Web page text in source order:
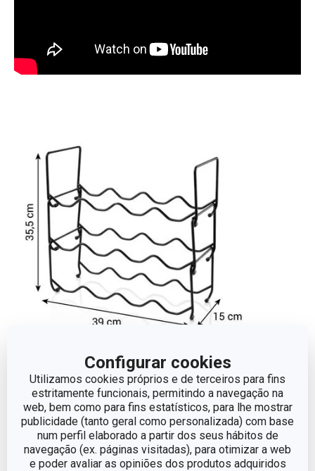
Configurar cookies
Utilizamos cookies próprios e de terceiros para fins
estritamente funcionais, permitindo a navegação na
web, bem como para fins estatísticos, para lhe mostrar
publicidade (tanto geral como personalizada) com base
num perfil elaborado a partir dos seus hábitos de
navegação (ex. páginas visitadas), para otimizar a web
e poder avaliar as opiniões dos produtos adquiridos
ALTURA (CM) 35.5
LARGURA (CM) 15
COMPRIMENTO (CM) 39